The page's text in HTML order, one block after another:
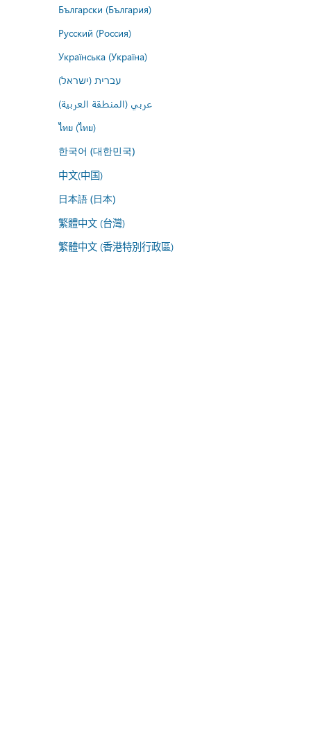
Български (България)
Русский (Россия)
Українська (Україна)
עברית (ישראל)
عربي (المنطقة العربية)
ไทย (ไทย)
한국어 (대한민국)
中文(中国)
日本語 (日本)
繁體中文 (台灣)
繁體中文 (香港特別行政區)